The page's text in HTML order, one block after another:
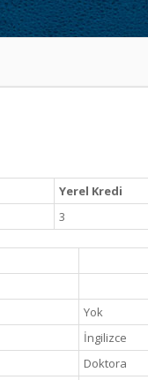
Yerel Kredi
3
Yok
İngilizce
Doktora